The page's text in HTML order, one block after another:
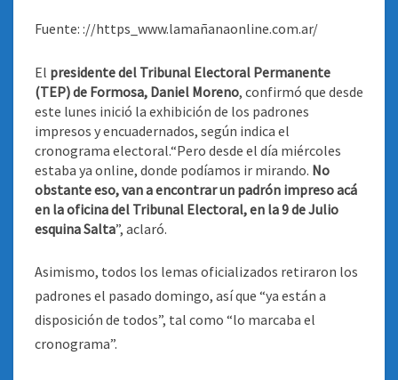
Fuente: ://https_www.lamañanaonline.com.ar/
El presidente del Tribunal Electoral Permanente
(TEP) de Formosa, Daniel Moreno, confirmó que desde
este lunes inició la exhibición de los padrones
impresos y encuadernados, según indica el
cronograma electoral.“Pero desde el día miércoles
estaba ya online, donde podíamos ir mirando. No
obstante eso, van a encontrar un padrón impreso acá
en la oficina del Tribunal Electoral, en la 9 de Julio
esquina Salta”, aclaró.
Asimismo, todos los lemas oficializados retiraron los
padrones el pasado domingo, así que “ya están a
disposición de todos”, tal como “lo marcaba el
cronograma”.